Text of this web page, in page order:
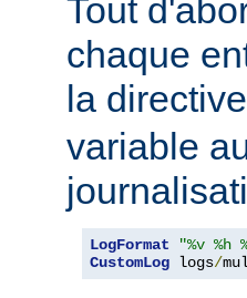
Tout
chaque
la directive
variable
LogFormat
"%v %h
CustomLog logs/